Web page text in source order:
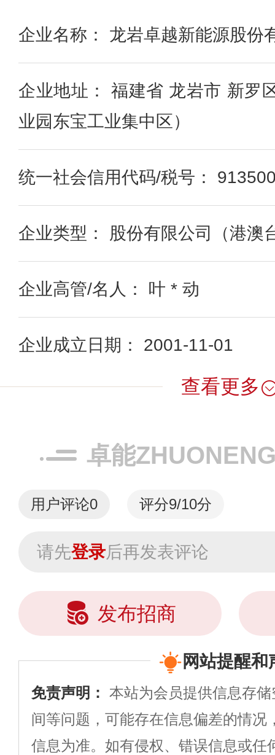
企业名称： 龙岩卓越新能源股份
企业地址： 福建省 龙岩市 新罗
业园东宝工业集中区）
统一社会信用代码/税号：
企业类型： 股份有限公司（港澳
企业高管/名人： 叶 * 动
企业成立日期： 2001-11-01
查看更多
卓能
用户评论0 评分9/10分
请先登录后再发表评论
发布招商
网站提醒和
免责声明： 本站为会员提供信息存
间等问题，可能存在信息偏差的情况
信息为准。如有侵权、错误信息或任